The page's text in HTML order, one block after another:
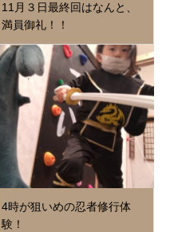
11月３日最終回はなんと、
満員御礼！！
4時が狙いめの忍者修行体
験！